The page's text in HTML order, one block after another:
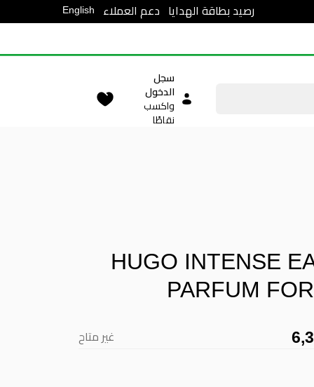
رصيد بطاقة الهدايا دعم العملاء English
سجل
الدخول
واكسب
نقاطًا
HUGO INTENSE
PARFUM
غير متاح